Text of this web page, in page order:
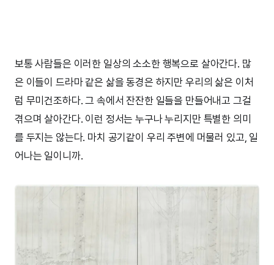
보통 사람들은 이러한 일상의 소소한 행복으로 살아간다. 많
은 이들이 드라마 같은 삶을 동경은 하지만 우리의 삶은 이처
럼 무미건조하다. 그 속에서 잔잔한 일들을 만들어내고 그걸
겪으며 살아간다. 이런 정서는 누구나 누리지만 특별한 의미
를 두지는 않는다. 마치 공기같이 우리 주변에 머물러 있고, 일
어나는 일이니까.